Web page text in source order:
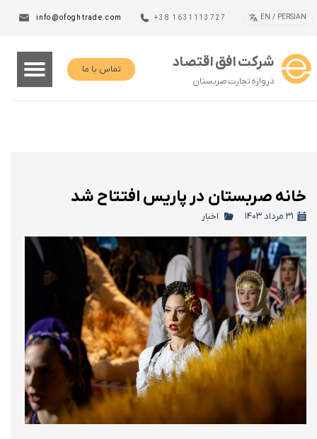
+38 1631113727
info@ofoghtrade.com
شرکت افق اقتصاد
دروازه تجارت صربستان
تماس با ما
EN / PERSIAN
خانه صربستان در پاریس افتتاح شد
۳۱ مرداد ۱۴۰۳ اخبار